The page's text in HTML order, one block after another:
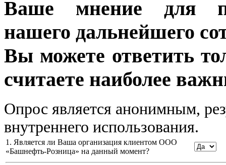
Ваше мнение для
нашего дальнейшего
Вы можете ответить
считаете наиболее
Опрос является анонимным,
внутреннего использования.
1. Является ли Ваша организация клиентом ООО
«Башнефть-Розница» на данный момент?